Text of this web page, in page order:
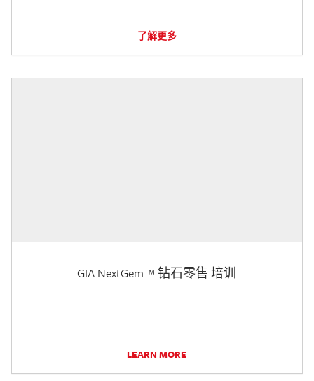
了解更多
GIA NextGem™ 钻石零售 培训
LEARN MORE